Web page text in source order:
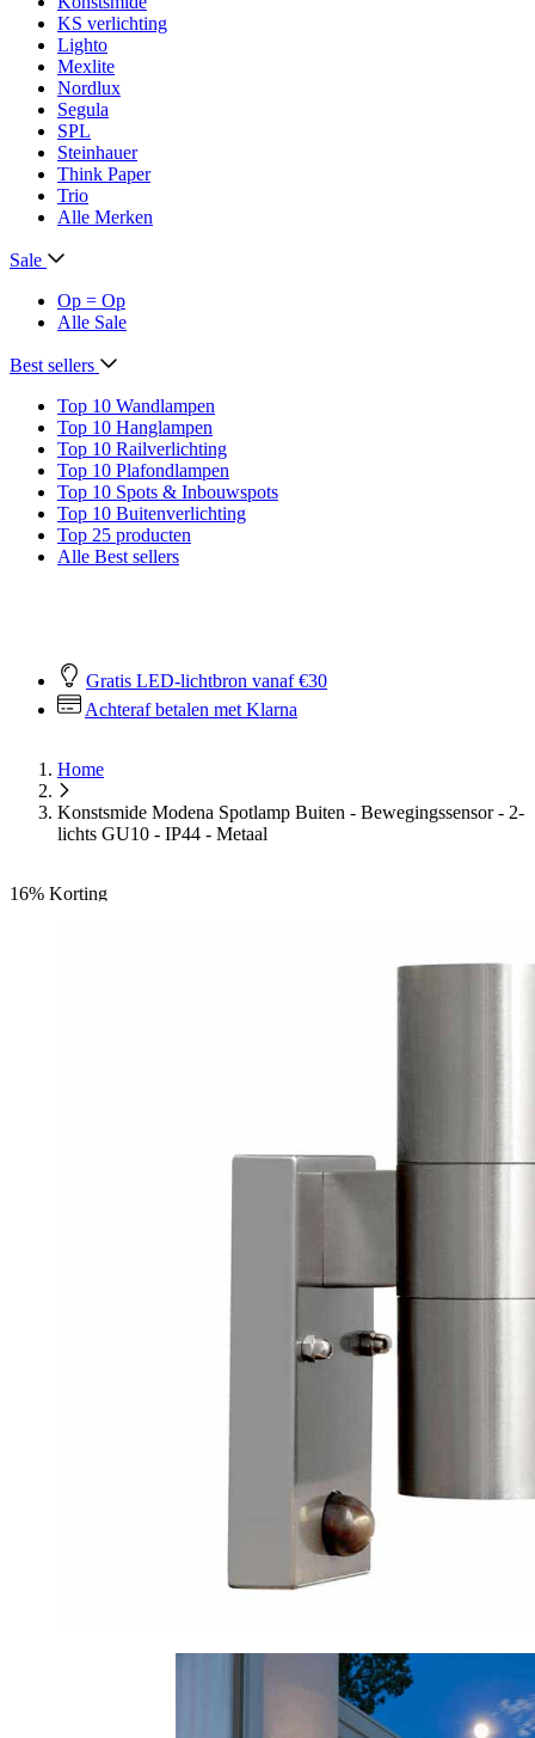
KS verlichting
Lighto
Mexlite
Nordlux
Segula
SPL
Steinhauer
Think Paper
Trio
Alle Merken
Sale
Op = Op
Alle Sale
Best sellers
Top 10 Wandlampen
Top 10 Hanglampen
Top 10 Railverlichting
Top 10 Plafondlampen
Top 10 Spots & Inbouwspots
Top 10 Buitenverlichting
Top 25 producten
Alle Best sellers
Gratis LED-lichtbron vanaf €30
Achteraf betalen met Klarna
Home
Konstsmide Modena Spotlamp Buiten - Bewegingssensor - 2-
lichts GU10 - IP44 - Metaal
16% Korting